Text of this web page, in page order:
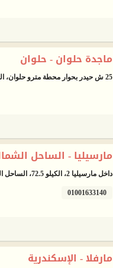
ماجدة حلوان - حلوان
25 ش حيدر بحوار محطة مترو حلوان، القاهرة
مارسيليا - الساحل
داخل مارسيليا 2، الكيلو 72.5، الساحل الشمالي
01001633140
مارفلا - الإسكندرية